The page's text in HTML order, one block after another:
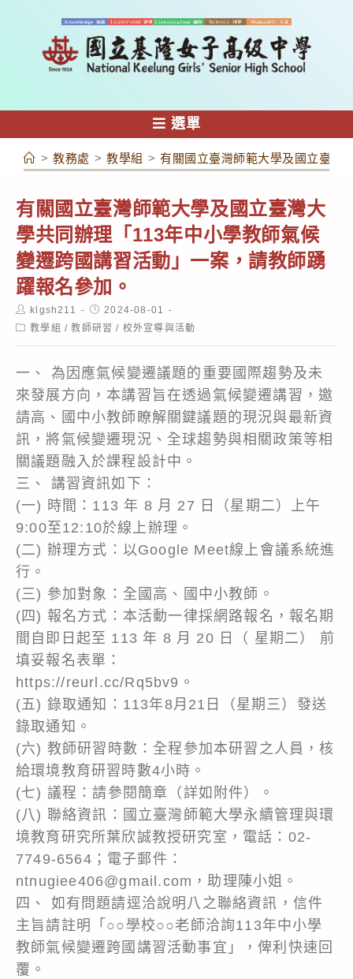
容
選單
> 教務處 > 教學組 > 有關國立臺灣師範大學及國立臺灣
有關國立臺灣師範大學及國立臺灣大
學共同辦理「113年中小學教師氣候
變遷跨國講習活動」一案，請教師踴
躍報名參加。
Post
author:
klgsh211
Post
published:
2024-08-01
Post教學組 / 教師研習 / 校外宣導與活動
一、 為因應氣候變遷議題的重要國際趨勢及未
來發展方向，本講習旨在透過氣候變遷講習，邀
請高、國中小教師瞭解關鍵議題的現況與最新資
訊，將氣候變遷現況、全球趨勢與相關政策等相
關議題融入於課程設計中。
三、 講習資訊如下：
(一) 時間：113 年 8 月 27 日（星期二）上午
9:00至12:10於線上辦理。
(二) 辦理方式：以Google Meet線上會議系統進
行。
(三) 參加對象：全國高、國中小教師。
(四) 報名方式：本活動一律採網路報名，報名期
間自即日起至 113 年 8 月 20 日（ 星期二） 前
填妥報名表單：
https://reurl.cc/Rq5bv9。
(五) 錄取通知：113年8月21日（星期三）發送
錄取通知。
(六) 教師研習時數：全程參加本研習之人員，核
給環境教育研習時數4小時。
(七) 議程：請參閱簡章（詳如附件）。
(八) 聯絡資訊：國立臺灣師範大學永續管理與環
境教育研究所葉欣誠教授研究室，電話：02-
7749-6564；電子郵件：
ntnugiee406@gmail.com，助理陳小姐。
四、 如有問題請逕洽說明八之聯絡資訊，信件
主旨請註明「○○學校○○老師洽詢113年中小學
教師氣候變遷跨國講習活動事宜」，俾利快速回
覆。